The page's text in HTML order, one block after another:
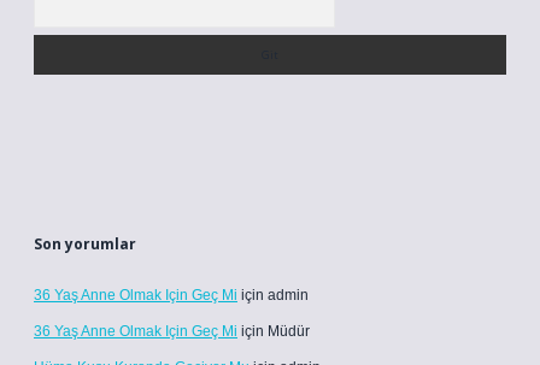
Son yorumlar
36 Yaş Anne Olmak Için Geç Mi için admin
36 Yaş Anne Olmak Için Geç Mi için Müdür